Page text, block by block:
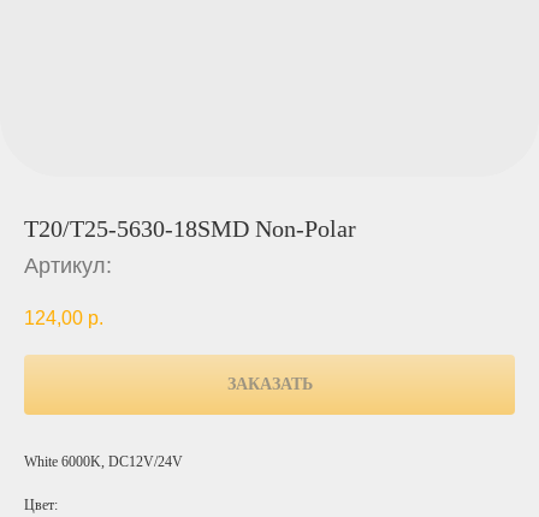
T20/T25-5630-18SMD Non-Polar
Артикул:
124,00 р.
ЗАКАЗАТЬ
White 6000K, DC12V/24V
Цвет: